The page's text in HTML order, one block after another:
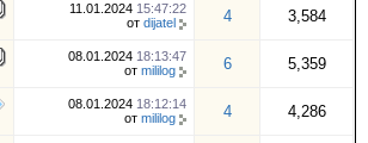
11.01.2024 15:47:22
от dijatel 4 3,584
08.01.2024 18:13:47
от mililog 6 5,359
08.01.2024 18:12:14
от mililog 4 4,286